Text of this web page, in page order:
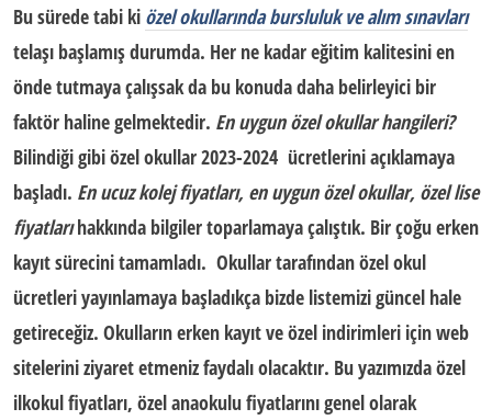
Bu sürede tabi ki özel okullarında bursluluk ve alım sınavları
telaşı başlamış durumda. Her ne kadar eğitim kalitesini en
önde tutmaya çalışsak da bu konuda daha belirleyici bir
faktör haline gelmektedir. En uygun özel okullar hangileri?
Bilindiği gibi özel okullar 2023-2024 ücretlerini açıklamaya
başladı. En ucuz kolej fiyatları, en uygun özel okullar, özel lise
fiyatlarıhakkında bilgiler toparlamaya çalıştık. Bir çoğu erken
kayıt sürecini tamamladı. Okullar tarafındanözel okul
ücretleriyayınlamaya başladıkça bizde listemizi güncel hale
getireceğiz. Okulların erken kayıt ve özel indirimleri için web
sitelerini ziyaret etmeniz faydalı olacaktır. Bu yazımızdaözel
ilkokul fiyatları, özel anaokulu fiyatlarını genel olarak